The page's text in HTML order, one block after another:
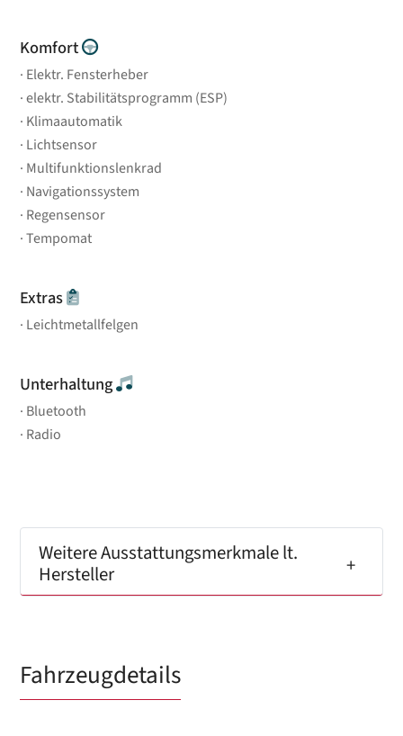
Komfort
Elektr. Fensterheber
elektr. Stabilitätsprogramm (ESP)
Klimaautomatik
Lichtsensor
Multifunktionslenkrad
Navigationssystem
Regensensor
Tempomat
Extras
Leichtmetallfelgen
Unterhaltung
Bluetooth
Radio
Weitere Ausstattungsmerkmale lt.
Hersteller
Fahrzeugdetails